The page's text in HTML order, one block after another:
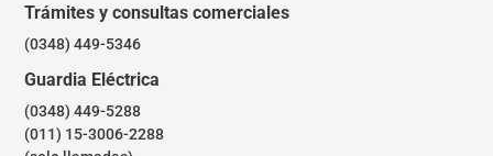
Trámites y consultas comerciales
(0348) 449-5346
Guardia Eléctrica
(0348) 449-5288
(011) 15-3006-2288